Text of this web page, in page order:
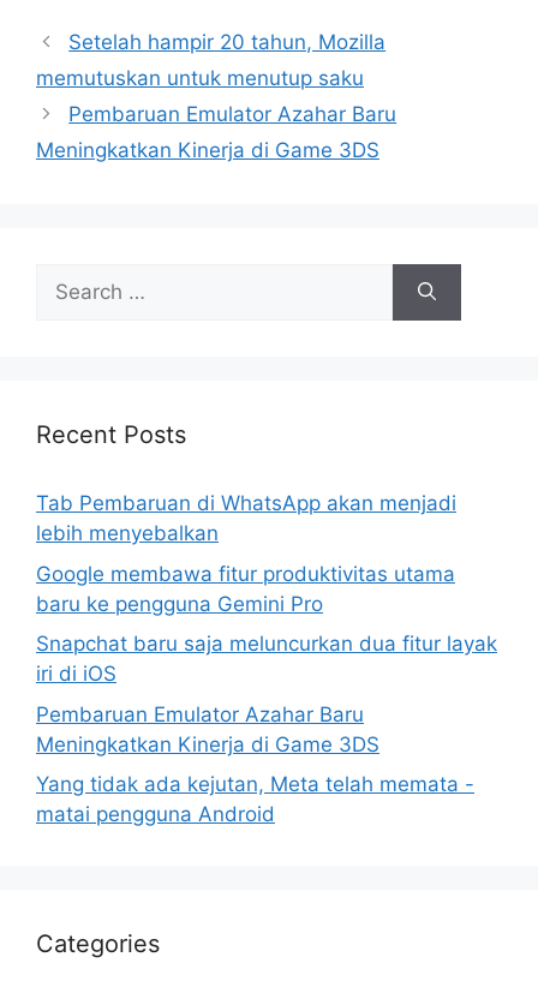
Setelah hampir 20 tahun, Mozilla
memutuskan untuk menutup saku
Pembaruan Emulator Azahar Baru
Meningkatkan Kinerja di Game 3DS
Search
for:
Recent Posts
Tab Pembaruan di WhatsApp akan menjadi
lebih menyebalkan
Google membawa fitur produktivitas utama
baru ke pengguna Gemini Pro
Snapchat baru saja meluncurkan dua fitur layak
iri di iOS
Pembaruan Emulator Azahar Baru
Meningkatkan Kinerja di Game 3DS
Yang tidak ada kejutan, Meta telah memata -
matai pengguna Android
Categories